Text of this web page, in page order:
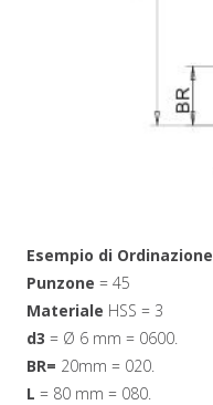
Esempio di Ordinazione
Punzone = 45
Materiale HSS = 3
d3 = Ø 6 mm = 0600.
BR= 20mm = 020.
L = 80 mm = 080.